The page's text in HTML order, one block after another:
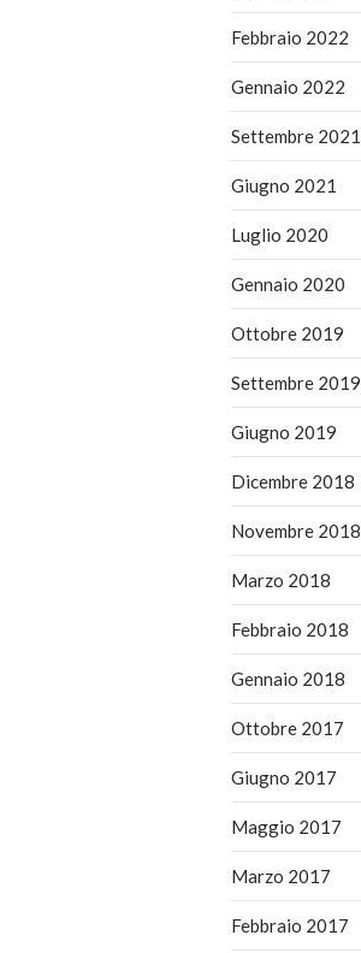
Febbraio 2022
Gennaio 2022
Settembre 2021
Giugno 2021
Luglio 2020
Gennaio 2020
Ottobre 2019
Settembre 2019
Giugno 2019
Dicembre 2018
Novembre 2018
Marzo 2018
Febbraio 2018
Gennaio 2018
Ottobre 2017
Giugno 2017
Maggio 2017
Marzo 2017
Febbraio 2017